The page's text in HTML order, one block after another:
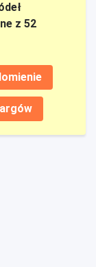
z 52